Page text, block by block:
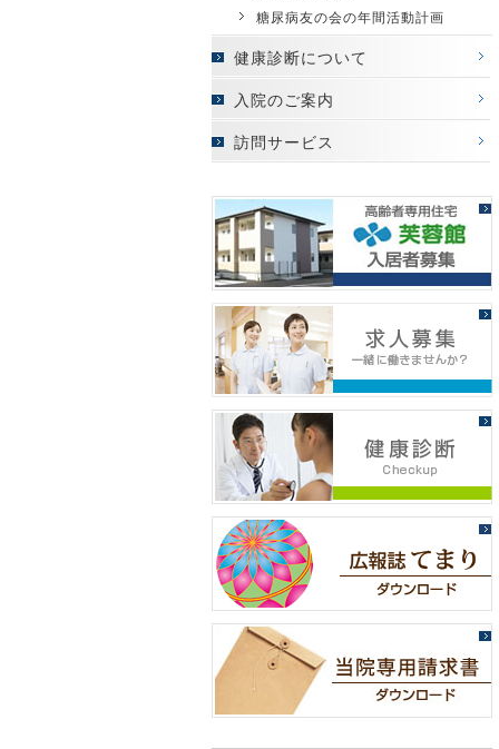
糖尿病友の会の年間活動計画
健康診断について
入院のご案内
訪問サービス